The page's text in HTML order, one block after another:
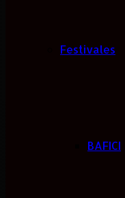
Festivales
BAFICI